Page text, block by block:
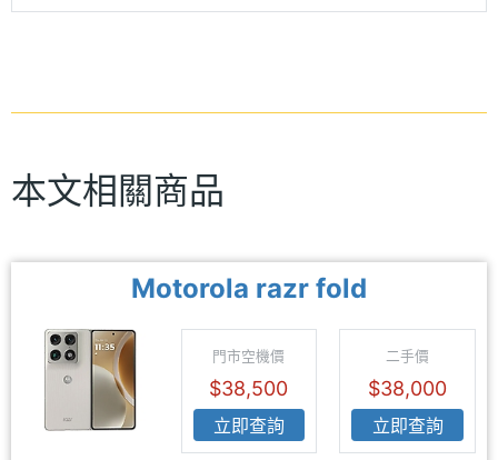
本文相關商品
Motorola razr fold
門市空機價
$38,500
立即查詢
二手價
$38,000
立即查詢